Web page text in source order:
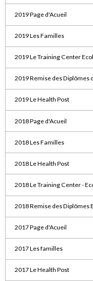
2019 Page d'Acueil
2019 Les Familles
2019 Le Training Center
2019 Remise des Diplômes
2019 Le Health Post
2018 Page d'Acueil
2018 Les Familles
2018 Le Health Post
2018 Le Training Center -
2018 Remise des Diplômes
2017 Page d'Acueil
2017 Les familles
2017 Le Health Post